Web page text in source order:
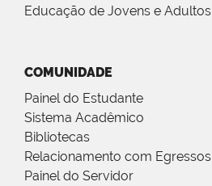
Educação de Jovens e Adultos
COMUNIDADE
Painel do Estudante
Sistema Acadêmico
Bibliotecas
Relacionamento com Egressos
Painel do Servidor